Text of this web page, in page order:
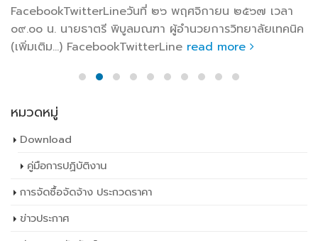
FacebookTwitterLineวันที่ ๒๖ พฤศจิกายน ๒๕๖๗ เวลา
๐๙.๐๐ น. นายธาตรี พิบูลมณฑา ผู้อำนวยการวิทยาลัยเทคนิค
(เพิ่มเติม…) FacebookTwitterLine read more
หมวดหมู่
Download
คู่มือการปฏิบัติงาน
การจัดซื้อจัดจ้าง ประกวดราคา
ข่าวประกาศ